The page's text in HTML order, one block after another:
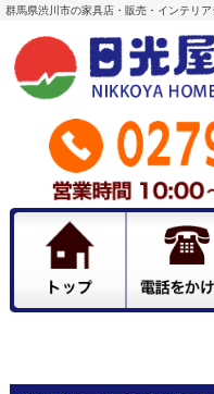
群馬県渋川市の家具店・販売・インテリア